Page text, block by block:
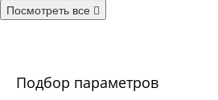
Посмотреть все
Подбор параметров